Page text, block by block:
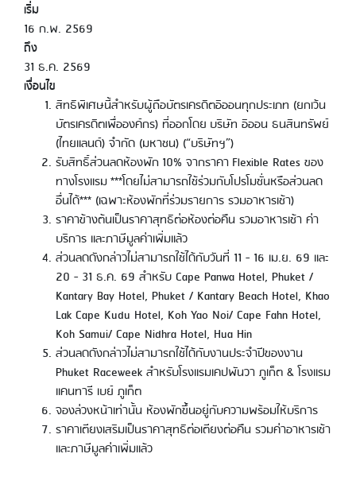
เริ่ม
16 ก.พ. 2569
ถึง
31 ธ.ค. 2569
เงื่อนไข
สิทธิพิเศษนี้สำหรับผู้ถือบัตรเครดิตอิออนทุกประเภท (ยกเว้น
บัตรเครดิตเพื่อองค์กร) ที่ออกโดย บริษัท อิออน ธนสินทรัพย์
(ไทยแลนด์) จำกัด (มหาชน) (“บริษัทฯ”)
รับสิทธิ์ส่วนลดห้องพัก 10% จากราคา Flexible Rates ของ
ทางโรงแรม ***โดยไม่สามารถใช้ร่วมกับโปรโมชั่นหรือส่วนลด
อื่นได้*** (เฉพาะห้องพักที่ร่วมรายการ รวมอาหารเช้า)
ราคาข้างต้นเป็นราคาสุทธิต่อห้องต่อคืน รวมอาหารเช้า ค่า
บริการ และภาษีมูลค่าเพิ่มแล้ว
ส่วนลดดังกล่าวไม่สามารถใช้ได้กับวันที่ 11 - 16 เม.ย. 69 และ
20 - 31 ธ.ค. 69 สำหรับ Cape Panwa Hotel, Phuket /
Kantary Bay Hotel, Phuket / Kantary Beach Hotel, Khao
Lak Cape Kudu Hotel, Koh Yao Noi/ Cape Fahn Hotel,
Koh Samui/ Cape Nidhra Hotel, Hua Hin
ส่วนลดดังกล่าวไม่สามารถใช้ได้กับงานประจำปีของงาน
Phuket Raceweek สำหรับโรงแรมเคปพันวา ภูเก็ต & โรงแรม
แคนทารี เบย์ ภูเก็ต
จองล่วงหน้าเท่านั้น ห้องพักขึ้นอยู่กับความพร้อมให้บริการ
ราคาเตียงเสริมเป็นราคาสุทธิต่อเตียงต่อคืน รวมค่าอาหารเช้า
และภาษีมูลค่าเพิ่มแล้ว